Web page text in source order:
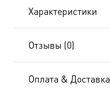
Характеристики
Отзывы (0)
Оплата & Доставка